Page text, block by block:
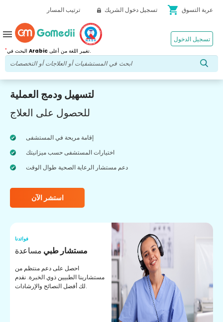
ترتيب المسار تسجيل دخول الشريك shopping_cart عربة التسوق
* Arabic تغيير اللغة من أعلى.
تسجيل الدخول menu
لتسهيل ودمج العملية
للحصول على العلاج
إقامة مريحة في المستشفى
اختيارات المستشفى حسب ميزانيتك
دعم مستشار الرعاية الصحية طوال الوقت
استشر الآن
فوائدنا
مستشار طبي مساعدة
احصل على دعم منتظم من
مستشارينا الطبيين ذوي الخبرة. نقدم
لك أفضل النصائح والإرشادات.